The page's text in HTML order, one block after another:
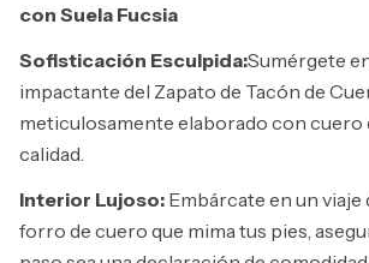
con Suela Fucsia
Sofisticación Esculpida:Sumérgete
impactante del Zapato de Tacón de
meticulosamente elaborado con cuero
calidad.
Interior Lujoso: Embárcate en un viaje
forro de cuero que mima tus pies,